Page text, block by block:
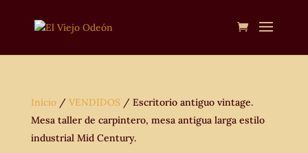
Inicio/ VENDIDOS/ Escritorio antiguo vintage.
Mesa taller de carpintero, mesa antigua larga estilo
industrial Mid Century.